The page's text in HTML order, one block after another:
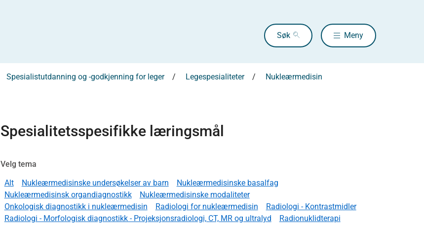
Søk Meny
Spesialistutdanning og -godkjenning for leger Legespesialiteter Nukleærmedisin
Spesialitetsspesifikke læringsmål
Velg tema
Alt Nukleærmedisinske undersøkelser av barn
Nukleærmedisinske basalfag
Nukleærmedisinsk organdiagnostikk
Nukleærmedisinske modaliteter
Onkologisk diagnostikk i nukleærmedisin
Radiologi for nukleærmedisin
Radiologi - Kontrastmidler
Radiologi - Morfologisk diagnostikk - Projeksjonsradiologi, CT, MR og ultralyd
Radionuklidterapi